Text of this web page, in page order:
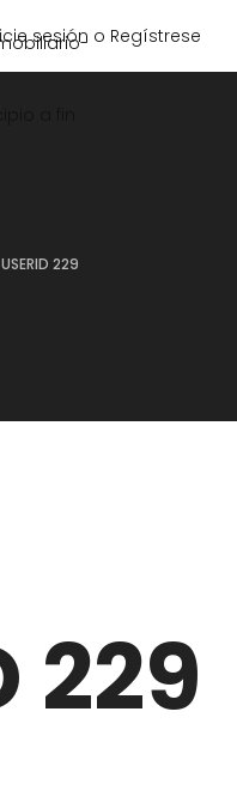
sesión o Regístrese
USERID 229
229